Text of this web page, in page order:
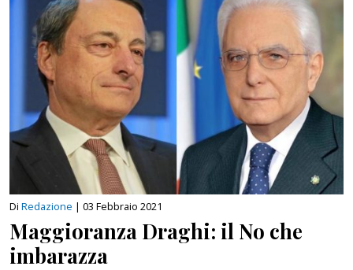
Di Redazione | 03 Febbraio 2021
Maggioranza Draghi: il No che
imbarazza